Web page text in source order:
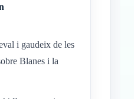
i gaudeix de les
Blanes i la